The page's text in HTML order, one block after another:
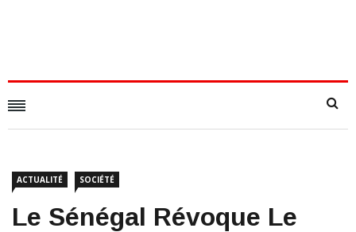
ACTUALITÉ SOCIÉTÉ
Le Sénégal Révoque Le